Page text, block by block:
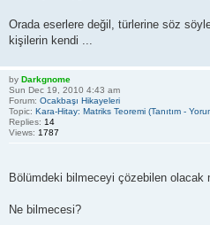
Orada eserlere değil, türlerine söz
kişilerin kendi ...
by Darkgnome
Sun Dec 19, 2010 4:43 am
Forum: Ocakbaşı Hikayeleri
Topic: Kara-Hitay: Matriks Teoremi (Tanıtım -
Replies: 14
Views: 1787
Bölümdeki bilmeceyi çözebilen olacak
Ne bilmecesi?